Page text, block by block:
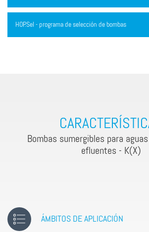
HOP.Sel - programa de selección de bombas
Bombas sumergibles para
efluentes - K(X)
ÁMBITOS DE APLICACIÓN